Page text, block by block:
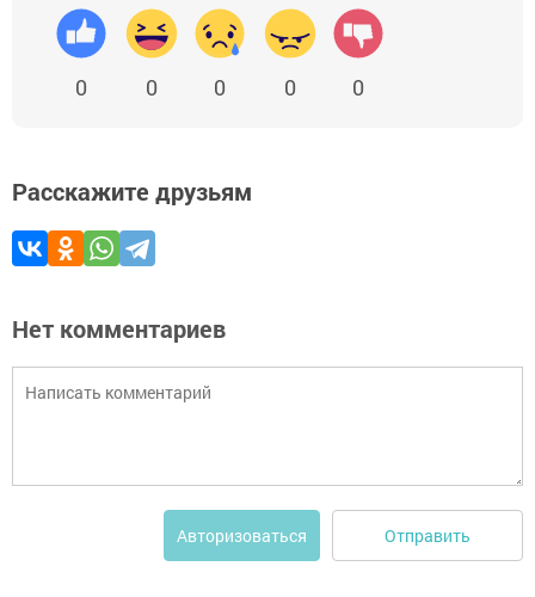
0 0 0 0 0
Расскажите друзьям
Нет комментариев
Авторизоваться Отправить